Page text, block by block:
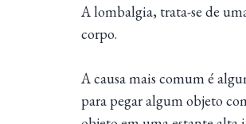
A lombalgia, trata-se de
corpo.
A causa mais comum é
para pegar algum objeto